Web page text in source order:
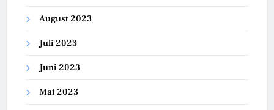
August 2023
Juli 2023
Juni 2023
Mai 2023